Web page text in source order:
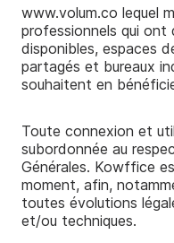
www.volum.co lequel
professionnels qui ont
disponibles, espaces
partagés et bureaux
souhaitent en
Toute connexion et
subordonnée au
Générales. Kowffice
moment, afin,
toutes évolutions
et/ou techniques.